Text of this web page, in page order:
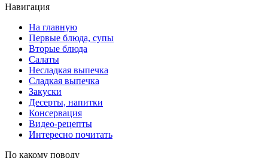
Навигация
На главную
Первые блюда, супы
Вторые блюда
Салаты
Несладкая выпечка
Сладкая выпечка
Закуски
Десерты, напитки
Консервация
Видео-рецепты
Интересно почитать
По какому поводу